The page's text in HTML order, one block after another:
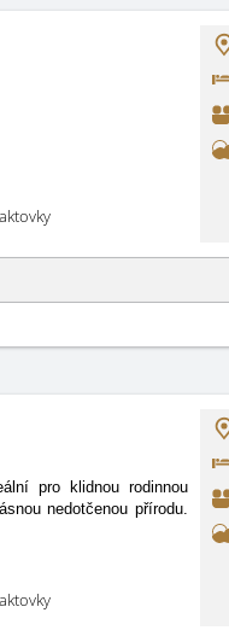
pro klidnou rodinnou
nedotčenou přírodu.